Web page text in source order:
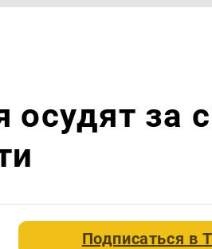
осудят за
Подписаться в